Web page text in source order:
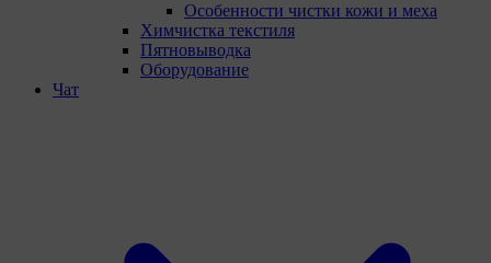
Особенности чистки кожи и меха
Химчистка текстиля
Пятновыводка
Оборудование
Чат